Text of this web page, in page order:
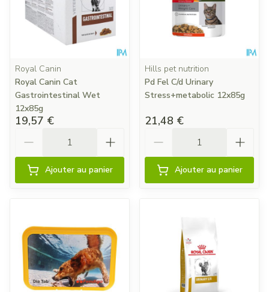
Royal Canin
Royal Canin Cat
Gastrointestinal Wet
12x85g
19,57 €
Ajouter au panier
Hills pet nutrition
Pd Fel C/d Urinary
Stress+metabolic 12x85g
21,48 €
Ajouter au panier